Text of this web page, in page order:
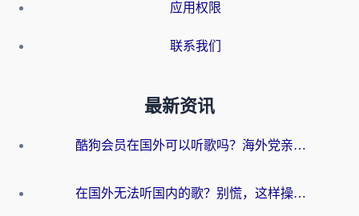
应用权限
联系我们
最新资讯
酷狗会员在国外可以听歌吗？海外党亲测有效：3步解决音乐权限难题
在国外无法听国内的歌？别慌，这样操作就能畅听QQ音乐（附亲测加速器推荐）